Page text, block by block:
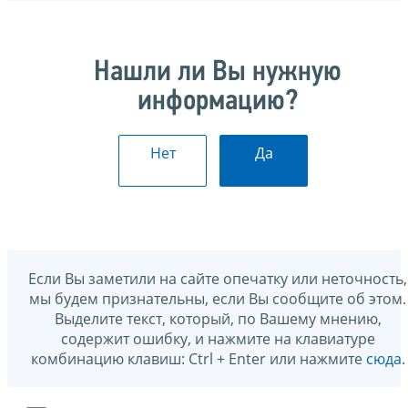
Нашли ли Вы нужную
информацию?
Нет Да
Если Вы заметили на сайте опечатку или неточность,
мы будем признательны, если Вы сообщите об этом.
Выделите текст, который, по Вашему мнению,
содержит ошибку, и нажмите на клавиатуре
комбинацию клавиш: Ctrl + Enter или нажмите сюда.